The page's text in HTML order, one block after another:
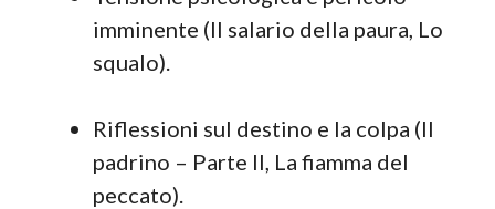
imminente (Il salario della paura, Lo
squalo).
Riflessioni sul destino e la colpa (Il
padrino – Parte II, La fiamma del
peccato).